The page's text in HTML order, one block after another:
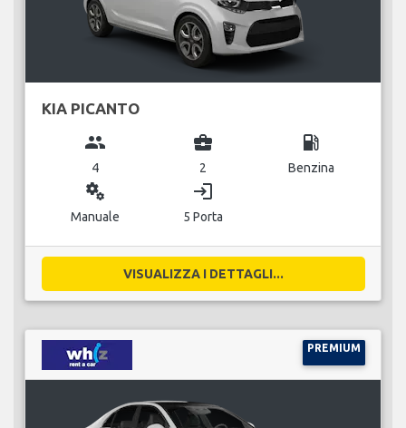
KIA PICANTO
group
4
business_center
2
local_gas_station
Benzina
miscellaneous_services
Manuale
login
5 Porta
VISUALIZZA I DETTAGLI...
PREMIUM